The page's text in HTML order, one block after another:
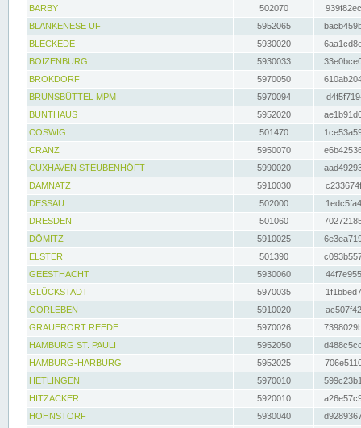
BARBY
502070
BLANKENESE UF
5952065
BLECKEDE
5930020
BOIZENBURG
5930033
BROKDORF
5970050
BRUNSBÜTTEL MPM
5970094
BUNTHAUS
5952020
COSWIG
501470
CRANZ
5950070
CUXHAVEN STEUBENHÖFT
5990020
DAMNATZ
5910030
DESSAU
502000
DRESDEN
501060
DÖMITZ
5910025
ELSTER
501390
GEESTHACHT
5930060
GLÜCKSTADT
5970035
GORLEBEN
5910020
GRAUERORT REEDE
5970026
HAMBURG ST. PAULI
5952050
HAMBURG-HARBURG
5952025
HETLINGEN
5970010
HITZACKER
5920010
HOHNSTORF
5930040